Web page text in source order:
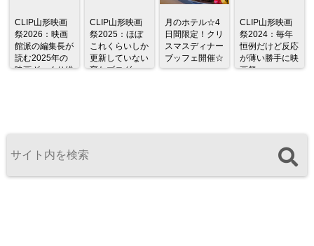
CLIP山形映画
祭2026：映画
館派の編集長が
読む2025年の
映画ざっくり総
CLIP山形映画
祭2025：ほぼ
これくらいしか
更新していない
変なブログ
月のホテル☆4
日間限定！クリ
スマスディナー
ブッフェ開催☆
CLIP山形映画
祭2024：毎年
恒例だけど反応
が薄い勝手に映
画祭